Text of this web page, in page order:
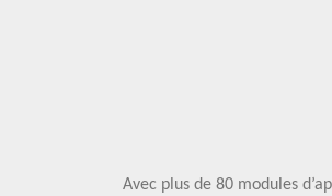
Avec plus de 80 modules